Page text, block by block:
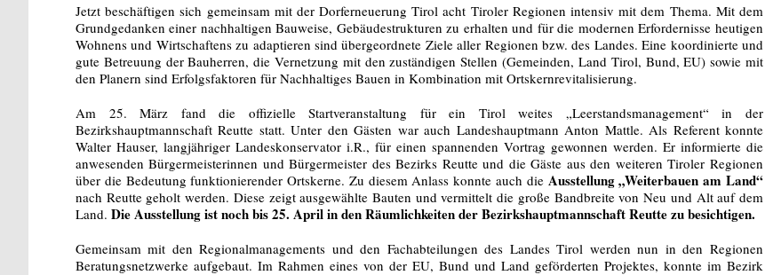
Jetzt beschäftigen sich gemeinsam mit der Dorferneuerung Tirol acht Tiroler Regionen intensiv mit dem Thema. Mit dem
Grundgedanken einer nachhaltigen Bauweise, Gebäudestrukturen zu erhalten und für die modernen Erfordernisse heutigen
Wohnens und Wirtschaftens zu adaptieren sind übergeordnete Ziele aller Regionen bzw. des Landes. Eine koordinierte und
gute Betreuung der Bauherren, die Vernetzung mit den zuständigen Stellen (Gemeinden, Land Tirol, Bund, EU) sowie mit
den Planern sind Erfolgsfaktoren für Nachhaltiges Bauen in Kombination mit Ortskernrevitalisierung.
Am 25. März fand die offizielle Startveranstaltung für ein Tirol weites „Leerstandsmanagement“ in der
Bezirkshauptmannschaft Reutte statt. Unter den Gästen war auch Landeshauptmann Anton Mattle. Als Referent konnte
Walter Hauser, langjähriger Landeskonservator i.R., für einen spannenden Vortrag gewonnen werden. Er informierte die
anwesenden Bürgermeisterinnen und Bürgermeister des Bezirks Reutte und die Gäste aus den weiteren Tiroler Regionen
über die Bedeutung funktionierender Ortskerne. Zu diesem Anlass konnte auch die Ausstellung „Weiterbauen am Land“
nach Reutte geholt werden. Diese zeigt ausgewählte Bauten und vermittelt die große Bandbreite von Neu und Alt auf dem
Land. Die Ausstellung ist noch bis 25. April in den Räumlichkeiten der Bezirkshauptmannschaft Reutte zu besichtigen.
Gemeinsam mit den Regionalmanagements und den Fachabteilungen des Landes Tirol werden nun in den Regionen
Beratungsnetzwerke aufgebaut. Im Rahmen eines von der EU, Bund und Land geförderten Projektes, konnte im Bezirk